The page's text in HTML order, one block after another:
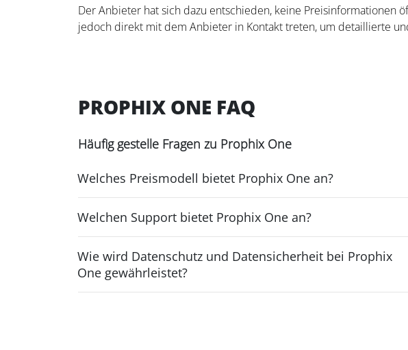
Der Anbieter hat sich dazu entschieden, keine Preisinformationen
jedoch direkt mit dem Anbieter in Kontakt treten, um detaillierte
PROPHIX ONE FAQ
Häufig gestelle Fragen zu Prophix One
Welches Preismodell bietet Prophix One an?
Welchen Support bietet Prophix One an?
Wie wird Datenschutz und Datensicherheit bei Prophix
One gewährleistet?